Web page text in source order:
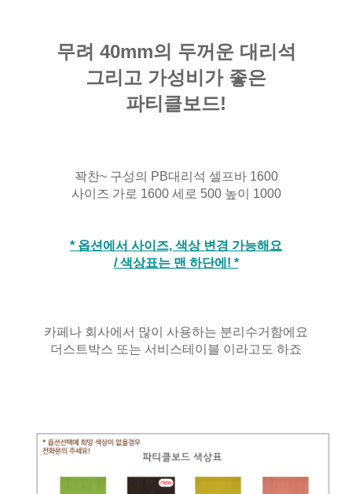
무려 40mm의 두꺼운 대리석
그리고 가성비가 좋은
파티클보드!
꽉찬~ 구성의 PB대리석 셀프바 1600
사이즈 가로 1600 세로 500높이 1000
* 옵션에서 사이즈, 색상 변경 가능해요
/ 색상표는 맨 하단에! *
카페나 회사에서 많이 사용하는 분리수거함에요
더스트박스 또는 서비스테이블 이라고도 하죠